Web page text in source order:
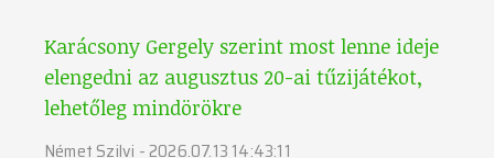
Karácsony Gergely szerint most lenne ideje
elengedni az augusztus 20-ai tűzijátékot,
lehetőleg mindörökre
Német Szilvi- 2026.07.13 14:43:11